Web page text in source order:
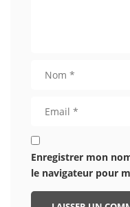
Enregistrer mon
le navigateur pour